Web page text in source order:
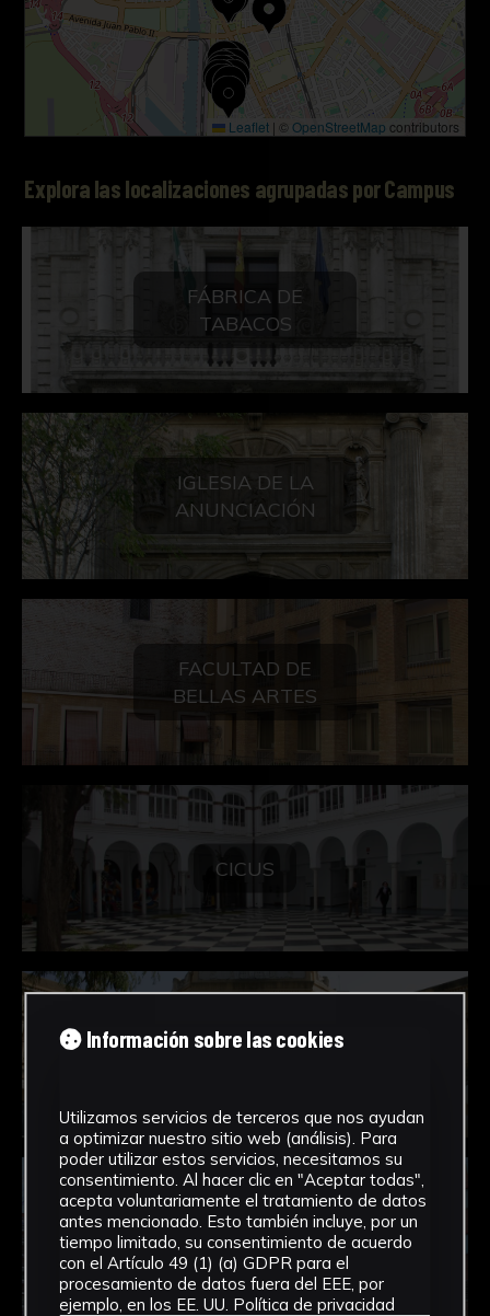
Leaflet | © OpenStreetMap contributors
Explora las localizaciones agrupadas por Campus
FÁBRICA DE
TABACOS
IGLESIA DE LA
ANUNCIACIÓN
FACULTAD DE
BELLAS ARTES
CICUS
PABELLONES
HISTÓRICOS DEL
CAMPUS DE
REINA MERCEDES
Información sobre las cookies
Utilizamos servicios de terceros que nos ayudan
a optimizar nuestro sitio web (análisis). Para
poder utilizar estos servicios, necesitamos su
consentimiento. Al hacer clic en "Aceptar todas",
acepta voluntariamente el tratamiento de datos
antes mencionado. Esto también incluye, por un
tiempo limitado, su consentimiento de acuerdo
con el Artículo 49 (1) (a) GDPR para el
procesamiento de datos fuera del EEE, por
ejemplo, en los EE. UU. Política de privacidad